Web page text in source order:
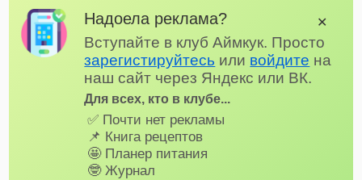
Надоела реклама?
Вступайте в клуб Аймкук. Просто
зарегистируйтесь или войдите на
наш сайт через Яндекс или ВК.
Для всех, кто в клубе...
✅ Почти нет рекламы
📌 Книга рецептов
🤩 Планер питания
🤓 Журнал
✕